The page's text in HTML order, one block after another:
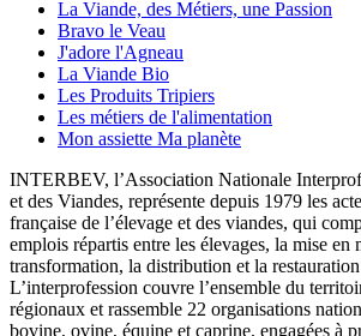
La Viande, des Métiers, une Passion
Bravo le Veau
J'adore l'Agneau
La Viande Bio
Les Produits Tripiers
Les métiers de l'alimentation
Mon assiette Ma planète
INTERBEV, l’Association Nationale
et des Viandes, représente depuis 1979 les
française de l’élevage et des viandes, qui
emplois répartis entre les élevages, la mise en
transformation, la distribution et la
L’interprofession couvre l’ensemble du
régionaux et rassemble 22 organisations
bovine, ovine, équine et caprine, engagées à